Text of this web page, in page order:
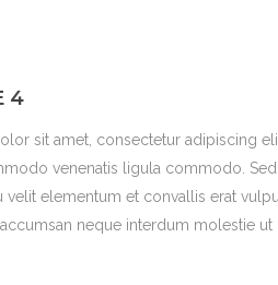
4
sit amet, consectetur adipiscing
venenatis ligula commodo.
velit elementum et convallis erat
accumsan neque interdum molestie